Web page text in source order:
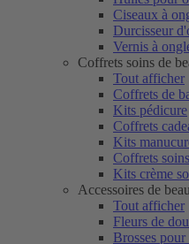
Ciseaux à
Durcisseur
Vernis à
Coffrets soins de
Tout afficher
Coffrets de
Kits pédicure
Coffrets
Kits
Coffrets
Kits crème
Accessoires de
Tout afficher
Fleurs de
Brosses